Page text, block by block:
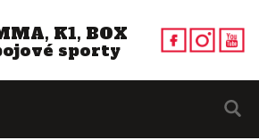
K1, BOX
sporty